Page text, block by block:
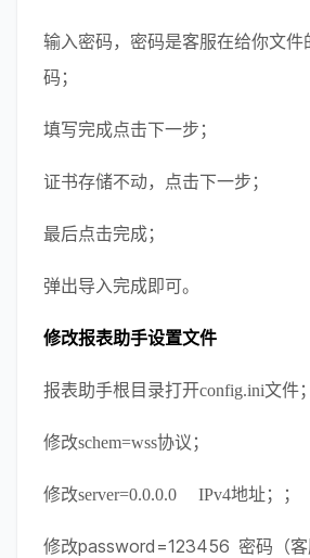
输入密码，密码是客服在给你文件
码；
填写完成点击下一步；
证书存储不动，点击下一步；
最后点击完成；
弹出导入完成即可。
修改报表助手设置文件
报表助手根目录打开config.ini文件；
修改schem=wss协议；
修改server=0.0.0.0     IPv4地址；；
修改password=123456 密码（客